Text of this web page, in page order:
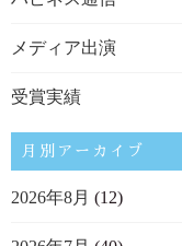
メディア出演
受賞実績
月別アーカイブ
2026年8月 (12)